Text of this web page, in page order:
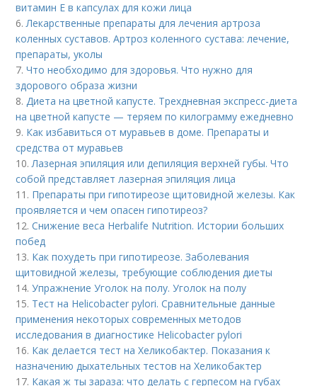
витамин E в капсулах для кожи лица
6.Лекарственные препараты для лечения артроза
коленных суставов. Артроз коленного сустава: лечение,
препараты, уколы
7.Что необходимо для здоровья. Что нужно для
здорового образа жизни
8.Диета на цветной капусте. Трехдневная экспресс-диета
на цветной капусте — теряем по килограмму ежедневно
9. Как избавиться от муравьев в доме. Препараты и
средства от муравьев
10.Лазерная эпиляция или депиляция верхней губы. Что
собой представляет лазерная эпиляция лица
11. Препараты при гипотиреозе щитовидной железы. Как
проявляется и чем опасен гипотиреоз?
12.Снижение веса Herbalife Nutrition. Истории больших
побед
13. Как похудеть при гипотиреозе. Заболевания
щитовидной железы, требующие соблюдения диеты
14.Упражнение Уголок на полу. Уголок на полу
15. Тест на Helicobacter pylori. Сравнительные данные
применения некоторых современных методов
исследования в диагностике Helicobacter pylori
16. Как делается тест на Хеликобактер. Показания к
назначению дыхательных тестов на Хеликобактер
17. Какая ж ты зараза: что делать с герпесом на губах